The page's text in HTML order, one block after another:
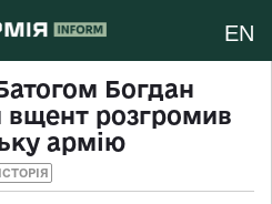
EN
Богдан
розгромив
армію
ІСТОРІЯ